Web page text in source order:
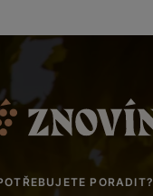
PORADIT?